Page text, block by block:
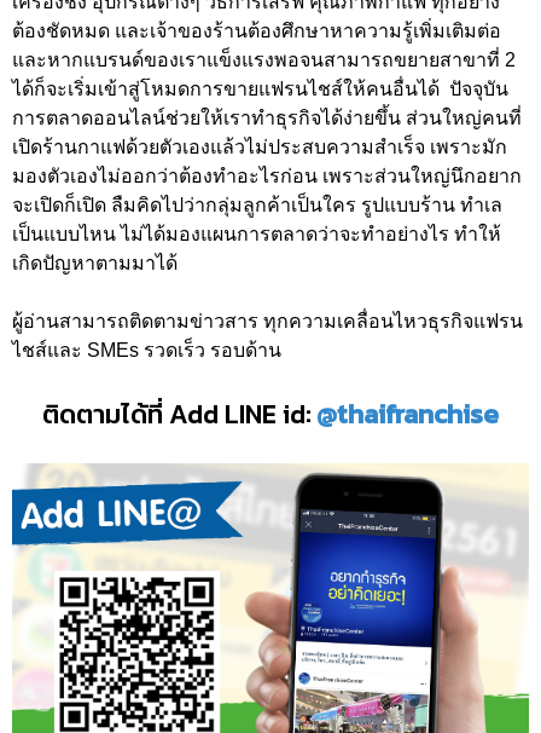
ต้องชัดหมด และเจ้าของร้านต้องศึกษาหาความรู้เพิ่มเติมต่อ
และหากแบรนด์ของเราแข็งแรงพอจนสามารถขยายสาขาที่ 2
ได้ก็จะเริ่มเข้าสู่โหมดการขายแฟรนไชส์ให้คนอื่นได้ ปัจจุบัน
การตลาดออนไลน์ช่วยให้เราทำธุรกิจได้ง่ายขึ้น ส่วนใหญ่คนที่
เปิดร้านกาแฟด้วยตัวเองแล้วไม่ประสบความสำเร็จ เพราะมัก
มองตัวเองไม่ออกว่าต้องทำอะไรก่อน เพราะส่วนใหญ่นึกอยาก
จะเปิดก็เปิด ลืมคิดไปว่ากลุ่มลูกค้าเป็นใคร รูปแบบร้าน ทำเล
เป็นแบบไหน ไม่ได้มองแผนการตลาดว่าจะทำอย่างไร ทำให้
เกิดปัญหาตามมาได้
ผู้อ่านสามารถติดตามข่าวสาร ทุกความเคลื่อนไหวธุรกิจแฟรน
ไชส์และ SMEs รวดเร็ว รอบด้าน
ติดตามได้ที่ Add LINE id:@thaifranchise